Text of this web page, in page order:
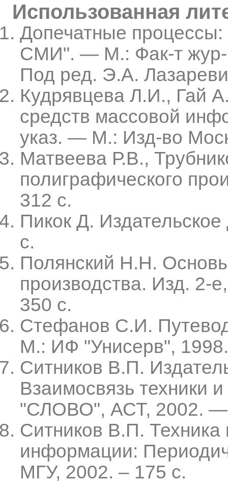
Использованная
Допечатные процессы:
СМИ". — М.: Фак-т
Под ред. Э.А.
Кудрявцева Л.И., Гай
средств массовой
указ. — М.: Изд-во
Матвеева Р.В.,
полиграфического
312 с.
Пикок Д.
с.
Полянский Н.Н.
производства. Изд.
350 с.
Стефанов С.И.
М.: ИФ "Унисерв",
Ситников В.П.
Взаимосвязь техники
"СЛОВО", АСТ, 2002. —
Ситников В.П. Техника
информации:
МГУ, 2002. – 175 с.